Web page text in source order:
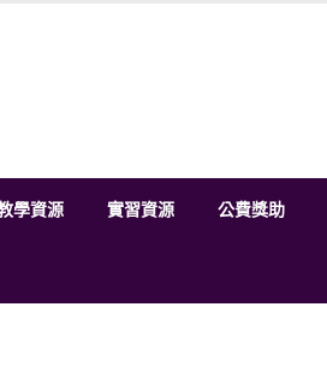
學資源 實習資源 公費獎助